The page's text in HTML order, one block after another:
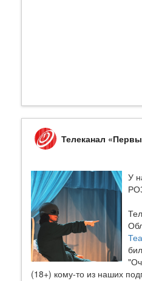
Телеканал
У
(18+) кому-то из наших